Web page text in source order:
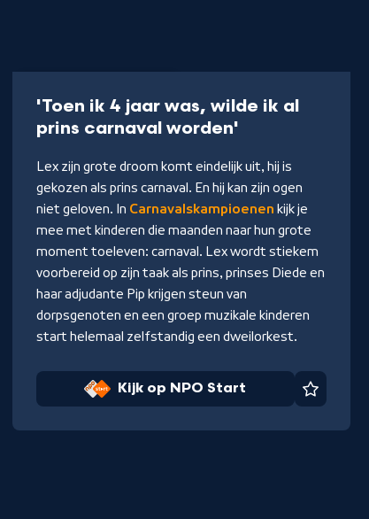
'Toen ik 4 jaar was, wilde ik al
prins carnaval worden'
op
NPO
Start
Lex zijn grote droom komt eindelijk uit, hij is
gekozen als prins carnaval. En hij kan zijn ogen
niet geloven. In Carnavalskampioenen kijk je
mee met kinderen die maanden naar hun grote
moment toeleven: carnaval. Lex wordt stiekem
voorbereid op zijn taak als prins, prinses Diede en
haar adjudante Pip krijgen steun van
dorpsgenoten en een groep muzikale kinderen
start helemaal zelfstandig een dweilorkest.
Kijk op NPO Start Favoriet